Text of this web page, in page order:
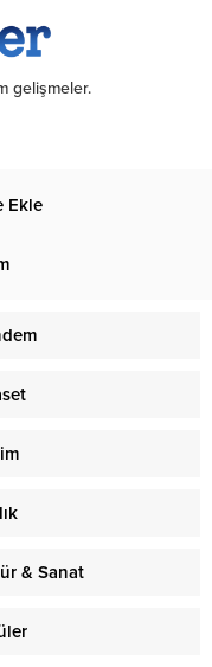
gelişmeler.
Ekle
& Sanat